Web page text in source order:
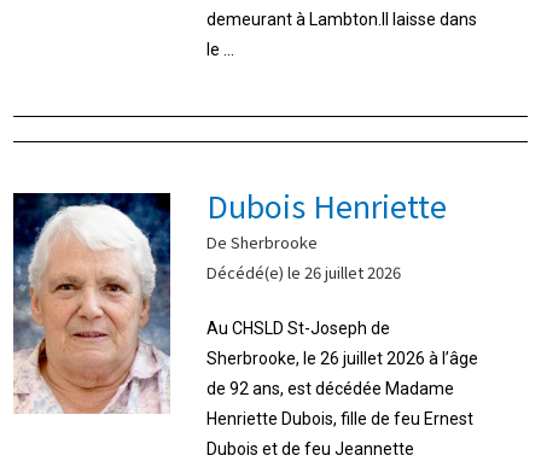
demeurant à Lambton.Il laisse dans
le ...
Dubois Henriette
De Sherbrooke
Décédé(e) le 26 juillet 2026
Au CHSLD St-Joseph de
Sherbrooke, le 26 juillet 2026 à l’âge
de 92 ans, est décédée Madame
Henriette Dubois, fille de feu Ernest
Dubois et de feu Jeannette